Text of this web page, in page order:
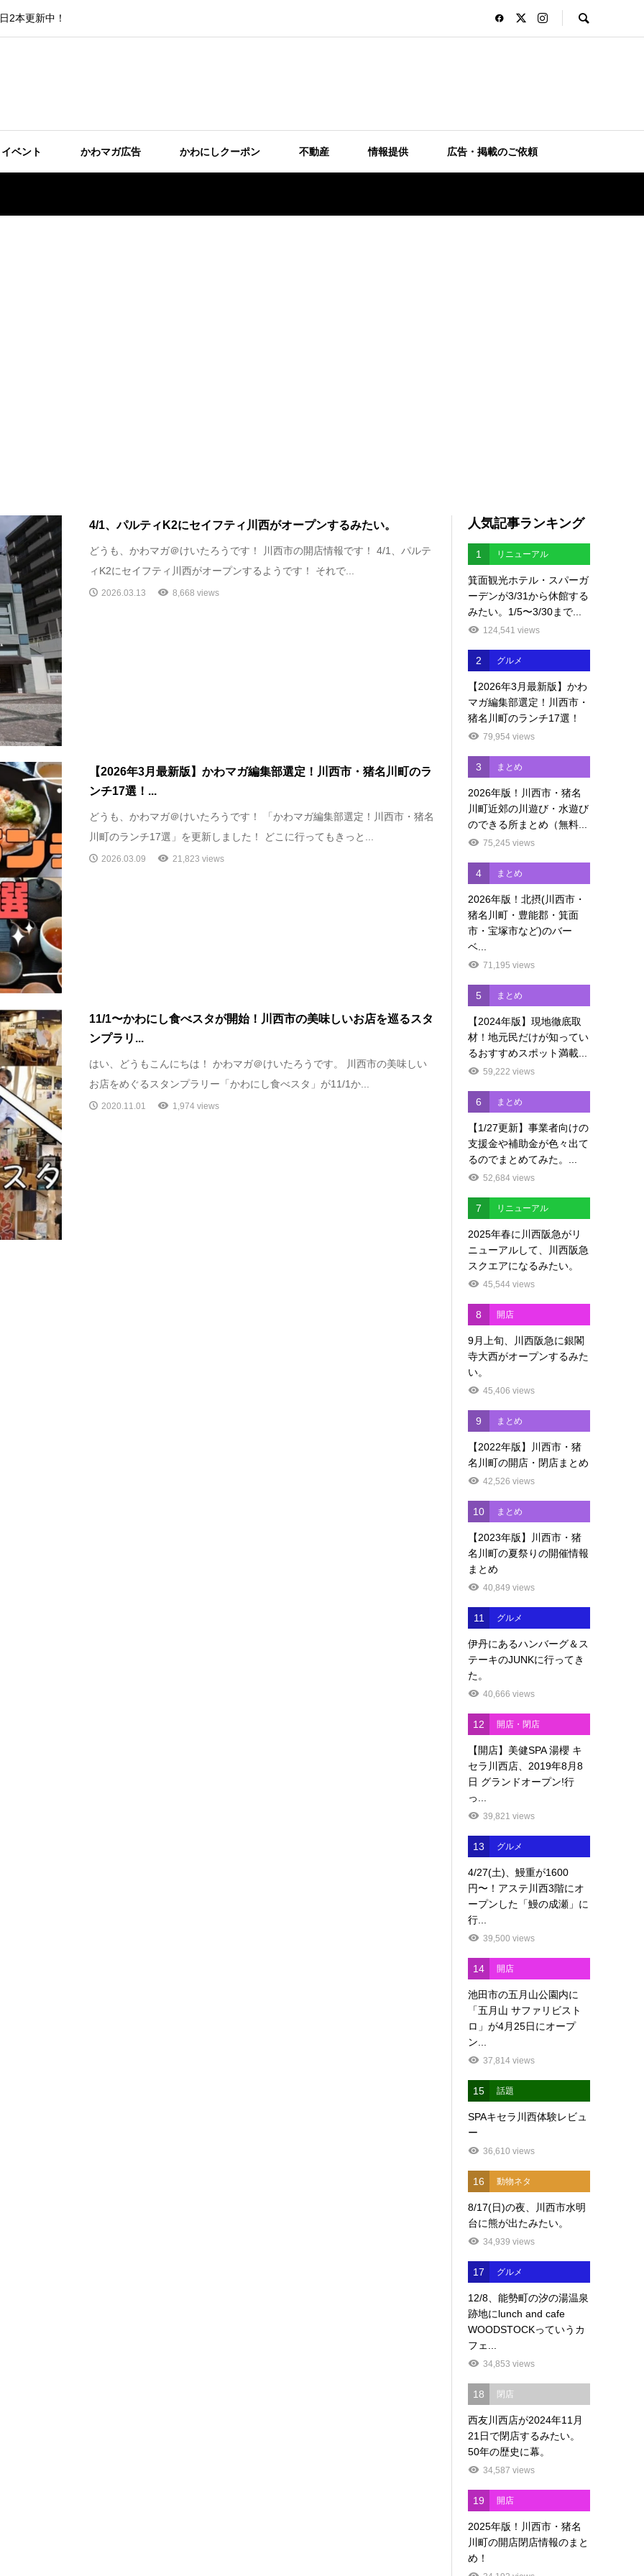
2本更新中！
イベント かわマガ広告 かわにしクーポン 不動産 情報提供 広告・掲載のご依頼
4/1、パルティK2にセイフティ川西がオープンするみたい。
どうも、かわマガ＠けいたろうです！ 川西市の開店情報です！ 4/1、パルテ
ィK2にセイフティ川西がオープンするようです！ それで...
2026.03.13 8,668 views
【2026年3月最新版】かわマガ編集部選定！川西市・猪名川町のラ
ンチ17選！...
どうも、かわマガ＠けいたろうです！ 「かわマガ編集部選定！川西市・猪名
川町のランチ17選」を更新しました！ どこに行ってもきっと...
2026.03.09 21,823 views
11/1〜かわにし食べスタが開始！川西市の美味しいお店を巡るスタ
ンプラリ...
はい、どうもこんにちは！ かわマガ＠けいたろうです。 川西市の美味しい
お店をめぐるスタンプラリー「かわにし食べスタ」が11/1か...
2020.11.01 1,974 views
人気記事ランキング
1 リニューアル
箕面観光ホテル・スパーガ
ーデンが3/31から休館する
みたい。1/5〜3/30まで...
124,541 views
2 グルメ
【2026年3月最新版】かわ
マガ編集部選定！川西市・
猪名川町のランチ17選！
79,954 views
3 まとめ
2026年版！川西市・猪名
川町近郊の川遊び・水遊び
のできる所まとめ（無料...
75,245 views
4 まとめ
2026年版！北摂(川西市・
猪名川町・豊能郡・箕面
市・宝塚市など)のバー
ベ...
71,195 views
5 まとめ
【2024年版】現地徹底取
材！地元民だけが知ってい
るおすすめスポット満載...
59,222 views
6 まとめ
【1/27更新】事業者向けの
支援金や補助金が色々出て
るのでまとめてみた。...
52,684 views
7 リニューアル
2025年春に川西阪急がリ
ニューアルして、川西阪急
スクエアになるみたい。
45,544 views
8 開店
9月上旬、川西阪急に銀閣
寺大西がオープンするみた
い。
45,406 views
9 まとめ
【2022年版】川西市・猪
名川町の開店・閉店まとめ
42,526 views
10 まとめ
【2023年版】川西市・猪
名川町の夏祭りの開催情報
まとめ
40,849 views
11 グルメ
伊丹にあるハンバーグ＆ス
テーキのJUNKに行ってき
た。
40,666 views
12 開店・閉店
【開店】美健SPA 湯櫻 キ
セラ川西店、2019年8月8
日 グランドオープン!行
っ...
39,821 views
13 グルメ
4/27(土)、鰻重が1600
円〜！アステ川西3階にオ
ープンした「鰻の成瀬」に
行...
39,500 views
14 開店
池田市の五月山公園内に
「五月山 サファリビスト
ロ」が4月25日にオープ
ン...
37,814 views
15 話題
SPAキセラ川西体験レビュ
ー
36,610 views
16 動物ネタ
8/17(日)の夜、川西市水明
台に熊が出たみたい。
34,939 views
17 グルメ
12/8、能勢町の汐の湯温泉
跡地にlunch and cafe
WOODSTOCKっていうカ
フェ...
34,853 views
18 閉店
西友川西店が2024年11月
21日で閉店するみたい。
50年の歴史に幕。
34,587 views
19 開店
2025年版！川西市・猪名
川町の開店閉店情報のまと
め！